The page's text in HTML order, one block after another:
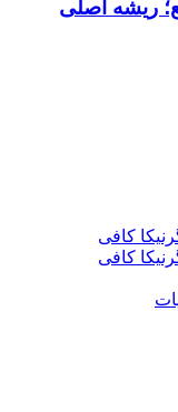
ریشه اصلی
کافی
کافی